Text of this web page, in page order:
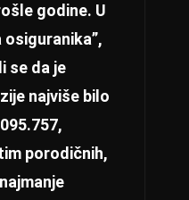
godine. U
osiguranika”,
se da je
najviše bilo
porodičnih,